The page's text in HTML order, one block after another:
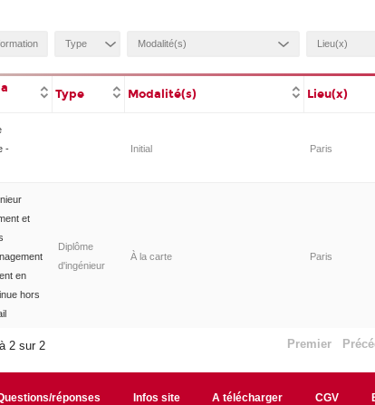
Type Modalité(s) Lieu(x)
-
Initial Paris
et
en
hors
Diplôme
d'ingénieur
À la carte Paris
2 sur 2 Premier
réponses Infos site A télécharger CGV